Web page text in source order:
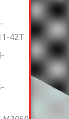
42T